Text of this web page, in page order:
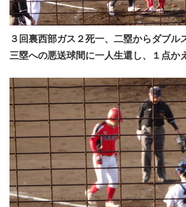
３回裏西部ガス２死一、二塁からダブル
三塁への悪送球間に一人生還し、１点か